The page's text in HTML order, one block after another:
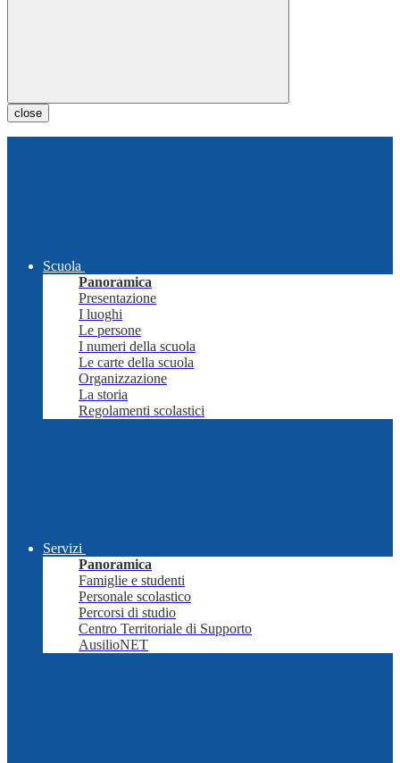
close
Scuola
Panoramica
Presentazione
I luoghi
Le persone
I numeri della scuola
Le carte della scuola
Organizzazione
La storia
Regolamenti scolastici
Servizi
Panoramica
Famiglie e studenti
Personale scolastico
Percorsi di studio
Centro Territoriale di Supporto
AusilioNET